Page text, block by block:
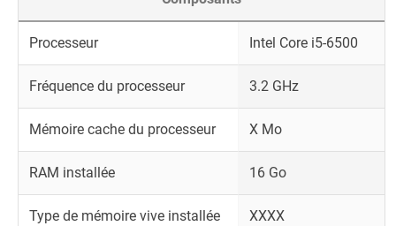
Processeur Intel Core i5-6500
Fréquence du processeur 3.2 GHz
Mémoire cache du processeur X Mo
RAM installée 16 Go
Type de mémoire vive installée XXXX